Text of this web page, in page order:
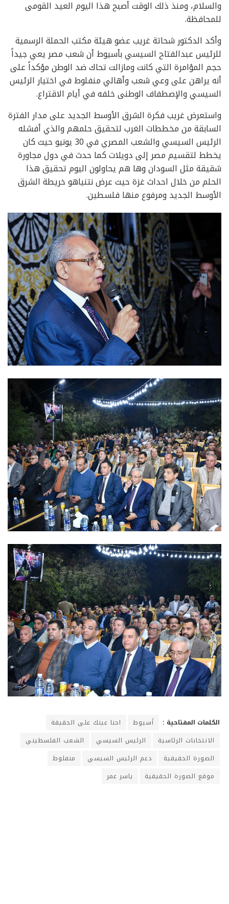
والسلام، ومنذ ذلك الوقت أصبح هذا اليوم العيد القومى
للمحافظة.
وأكد الدكتور شحاتة غريب عضو هيئة مكتب الحملة الرسمية
للرئيس عبدالفتاح السيسي بأسيوط أن شعب مصر يعي جيداً
حجم المؤامرة التي كانت ومازالت تحاك ضد الوطن مؤكداً على
أنه يراهن على وعي شعب وأهالي منفلوط في اختيار الرئيس
السيسي والإصطفاف الوطنى خلفه في أيام الاقتراع.
واستعرض غريب فكرة الشرق الأوسط الجديد على مدار الفترة
السابقة من مخططات الغرب لتحقيق حلمهم والذي أفشله
الرئيس السيسي والشعب المصري في 30 يونيو حيث كان
يخطط لتقسيم مصر إلى دويلات كما حدث في دول مجاورة
شقيقة مثل السودان وها هم يحاولون اليوم تحقيق هذا
الحلم من خلال احداث غزة حيث عرض نتنياهو خريطة الشرق
الأوسط الجديد ومرفوع منها فلسطين.
الكلمات المفتاحية : أسيوط
احنا عينك على الحقيقة
الانتخابات الرئاسية
الرئيس السيسي
الشعب الفلسطيني
الصورة الحقيقية
دعم الرئيس السيسي
منفلوط
موقع الصورة الحقيقية
ياسر عمر